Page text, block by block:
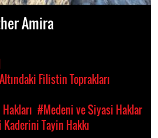
Amira
Filistin Toprakları
#Medeni ve Siyasi Haklar
Tayin Hakkı